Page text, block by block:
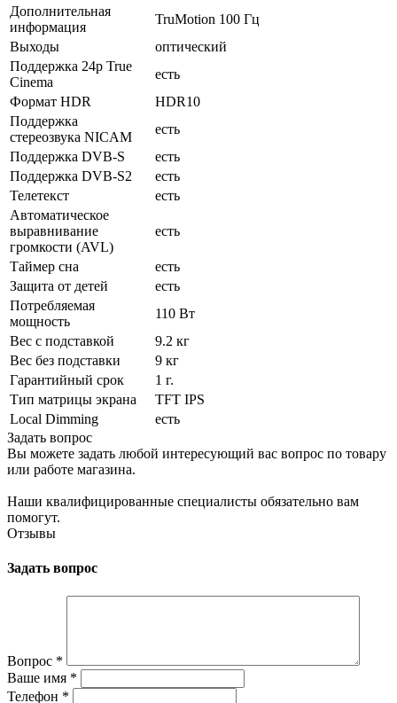
Дополнительная
информация
TruMotion 100 Гц
Выходы
оптический
Поддержка 24p True
Cinema
есть
Формат HDR
HDR10
Поддержка
стереозвука NICAM
есть
Поддержка DVB-S
есть
Поддержка DVB-S2
есть
Телетекст
есть
Автоматическое
выравнивание
громкости (AVL)
есть
Таймер сна
есть
Защита от детей
есть
Потребляемая
мощность
110 Вт
Вес с подставкой
9.2 кг
Вес без подставки
9 кг
Гарантийный срок
1 г.
Тип матрицы экрана
TFT IPS
Local Dimming
есть
Задать вопрос
Вы можете задать любой интересующий вас вопрос по товару
или работе магазина.
Наши квалифицированные специалисты обязательно вам
помогут.
Отзывы
Задать вопрос
Вопрос *
Ваше имя *
Телефон *